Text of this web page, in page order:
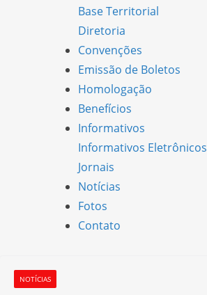
Base Territorial
Diretoria
Convenções
Emissão de Boletos
Homologação
Benefícios
Informativos
Informativos Eletrônicos
Jornais
Notícias
Fotos
Contato
NOTÍCIAS